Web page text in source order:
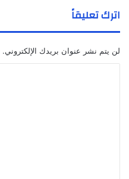
اترك تعليقاً
لن يتم نشر عنوان بريدك الإلكتروني.